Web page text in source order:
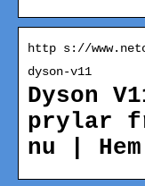
http s://
dyson-v11
Dyson
prylar
nu |